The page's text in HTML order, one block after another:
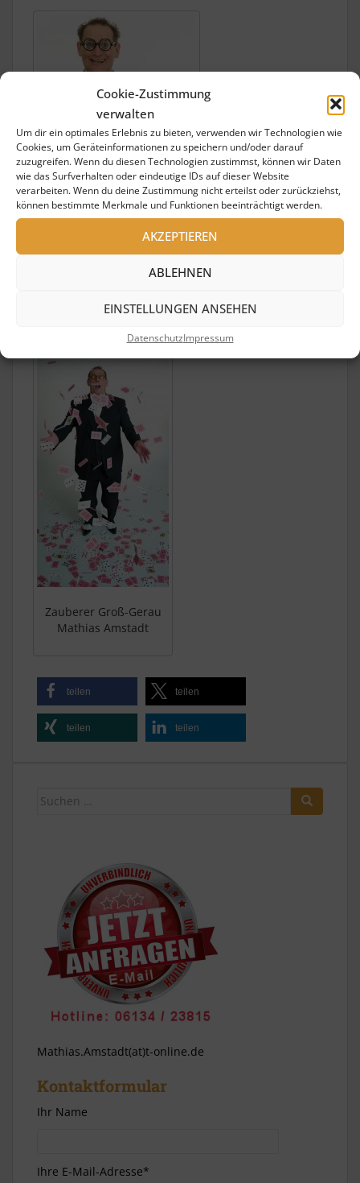
Cookie-Zustimmung
verwalten
Um dir ein optimales Erlebnis zu bieten, verwenden wir Technologien wie
Cookies, um Geräteinformationen zu speichern und/oder darauf
zuzugreifen. Wenn du diesen Technologien zustimmst, können wir Daten
wie das Surfverhalten oder eindeutige IDs auf dieser Website
verarbeiten. Wenn du deine Zustimmung nicht erteilst oder zurückziehst,
können bestimmte Merkmale und Funktionen beeinträchtigt werden.
AKZEPTIEREN
ABLEHNEN
EINSTELLUNGEN ANSEHEN
DatenschutzImpressum
Zauberer Komiker Groß-
Zauberer Groß-Gerau
Mathias Amstadt
teilen teilen
teilen teilen
Suchen
Mathias.Amstadt(at)t-online.de
Kontaktformular
Ihr Name
Ihre E-Mail-Adresse*